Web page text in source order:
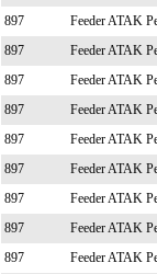
897
Feeder ATAK
897
Feeder ATAK
897
Feeder ATAK
897
Feeder ATAK
897
Feeder ATAK
897
Feeder ATAK
897
Feeder ATAK
897
Feeder ATAK
897
Feeder ATAK